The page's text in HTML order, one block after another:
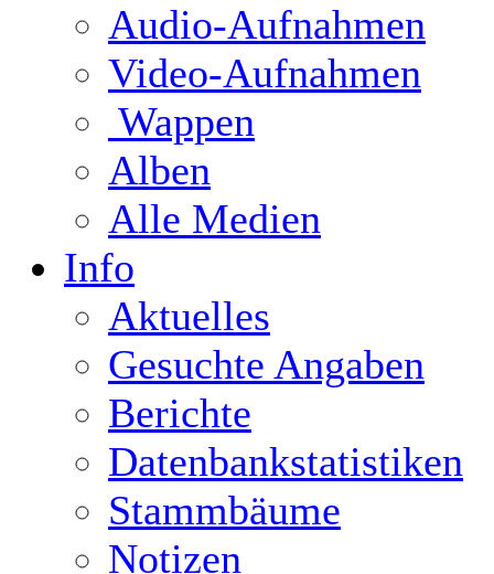
Audio-Aufnahmen
Video-Aufnahmen
Wappen
Alben
Alle Medien
Info
Aktuelles
Gesuchte Angaben
Berichte
Datenbankstatistiken
Stammbäume
Notizen